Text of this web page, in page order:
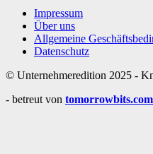
Impressum
Über uns
Allgemeine
Datenschutz
© Unternehmeredition 2025 -
- betreut von tomorrowbits.com